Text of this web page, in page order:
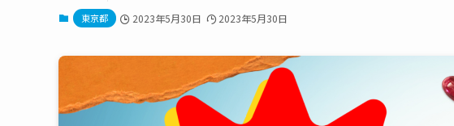
東京都 2023年5月30日 2023年5月30日